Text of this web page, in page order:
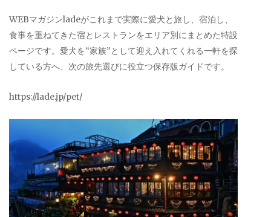
WEBマガジンladeがこれまで実際に愛犬と旅し、宿泊し、
食事を重ねてきた宿とレストランをエリア別にまとめた特設
ページです。愛犬を“家族”として迎え入れてくれる一軒を探
している方へ、次の旅先選びに役立つ保存版ガイドです。
https://lade.jp/pet/